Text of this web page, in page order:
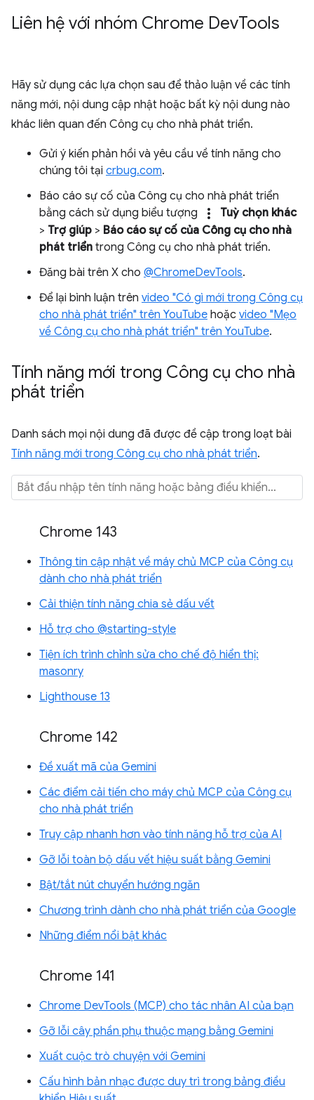
Liên hệ với nhóm Chrome DevTools
Hãy sử dụng các lựa chọn sau để thảo luận về các tính
năng mới, nội dung cập nhật hoặc bất kỳ nội dung nào
khác liên quan đến Công cụ cho nhà phát triển.
Gửi ý kiến phản hồi và yêu cầu về tính năng cho
chúng tôi tại crbug.com.
Báo cáo sự cố của Công cụ cho nhà phát triển
bằng cách sử dụng biểu tượng
more_vert
Tuỳ chọn khác
> Trợ giúp > Báo cáo sự cố của Công cụ cho nhà
phát triển trong Công cụ cho nhà phát triển.
Đăng bài trên X cho @ChromeDevTools.
Để lại bình luận trên video "Có gì mới trong Công cụ
cho nhà phát triển" trên YouTube hoặc video "Mẹo
về Công cụ cho nhà phát triển" trên YouTube.
Tính năng mới trong Công cụ cho nhà
phát triển
Danh sách mọi nội dung đã được đề cập trong loạt bài
Tính năng mới trong Công cụ cho nhà phát triển.
Chrome 143
Thông tin cập nhật về máy chủ MCP của Công cụ
dành cho nhà phát triển
Cải thiện tính năng chia sẻ dấu vết
Hỗ trợ cho @starting-style
Tiện ích trình chỉnh sửa cho chế độ hiển thị:
masonry
Lighthouse 13
Chrome 142
Đề xuất mã của Gemini
Các điểm cải tiến cho máy chủ MCP của Công cụ
cho nhà phát triển
Truy cập nhanh hơn vào tính năng hỗ trợ của AI
Gỡ lỗi toàn bộ dấu vết hiệu suất bằng Gemini
Bật/tắt nút chuyển hướng ngăn
Chương trình dành cho nhà phát triển của Google
Những điểm nổi bật khác
Chrome 141
Chrome DevTools (MCP) cho tác nhân AI của bạn
Gỡ lỗi cây phần phụ thuộc mạng bằng Gemini
Xuất cuộc trò chuyện với Gemini
Cấu hình bản nhạc được duy trì trong bảng điều